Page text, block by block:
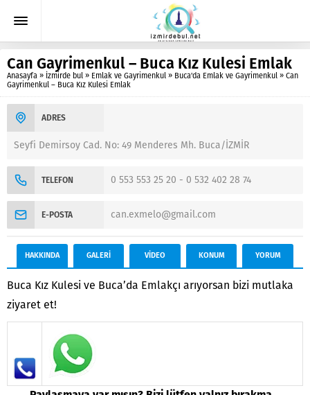
Can Gayrimenkul – Buca Kız Kulesi Emlak
Anasayfa » İzmirde bul » Emlak ve Gayrimenkul » Buca'da Emlak ve Gayrimenkul » Can
Gayrimenkul – Buca Kız Kulesi Emlak
ADRES
Seyfi Demirsoy Cad. No: 49 Menderes Mh. Buca/İZMİR
TELEFON 0 553 553 25 20 - 0 532 402 28 74
E-POSTA can.exmelo@gmail.com
HAKKINDA GALERİ VİDEO KONUM YORUM
Buca Kız Kulesi ve Buca’da Emlakçı arıyorsan bizi mutlaka
ziyaret et!